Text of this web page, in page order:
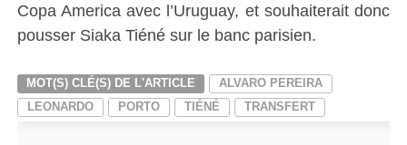
Copa America avec l’Uruguay, et souhaiterait donc
pousser Siaka Tiéné sur le banc parisien.
MOT(S) CLÉ(S) DE L'ARTICLE
ALVARO PEREIRA
LEONARDO
PORTO TIÉNÉ TRANSFERT